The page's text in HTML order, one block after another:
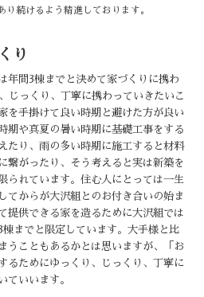
続けるよう精進しております。
り
年間3棟までと決めて家づくりに携わ
じっくり、丁寧に携わっていきたいこ
を手掛けて良い時期と避けた方が良い
期や真夏の暑い時期に基礎工事をする
たり、雨の多い時期に施工すると材料
繋がったり、そう考えると実は新築を
られています。住む人にとっては一生
てからが大沢組とのお付き合いの始ま
提供できる家を造るために大沢組では
までと限定しています。大手様と比
うこともあるかとは思いますが、「お
るためにゆっくり、じっくり、丁寧に
ていいます。